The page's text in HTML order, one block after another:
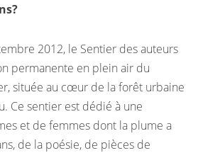
2012, le Sentier des auteurs
permanente en plein air du
située au cœur de la forêt urbaine
Ce sentier est dédié à une
et de femmes dont la plume a
de la poésie, de pièces de